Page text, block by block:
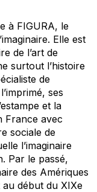
à FIGURA, le
Elle est
de l’art de
surtout l’histoire
de
ses
et la
France avec
sociale de
l’imaginaire
Par le passé,
des Amériques
début du XIXe